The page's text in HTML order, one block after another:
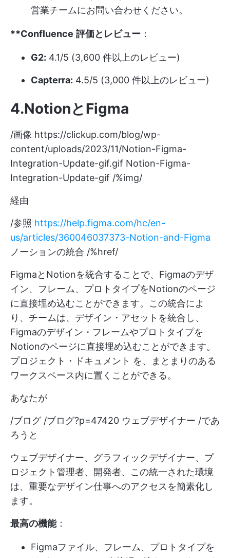
営業チームにお問い合わせください。
**Confluence 評価とレビュー ：
G2: 4.1/5 (3,600 件以上のレビュー)
Capterra: 4.5/5 (3,000 件以上のレビュー)
4.NotionとFigma
/画像 https://clickup.com/blog/wp-
content/uploads/2023/11/Notion-Figma-
Integration-Update-gif.gif Notion-Figma-
Integration-Update-gif /%img/
経由
/参照 https://help.figma.com/hc/en-
us/articles/360046037373-Notion-and-Figma
ノーションの統合 /%href/
FigmaとNotionを統合することで、Figmaのデザ
イン、フレーム、プロトタイプをNotionのページ
に直接埋め込むことができます。この統合によ
り、チームは、デザイン・アセットを統合し、
Figmaのデザイン・フレームやプロトタイプを
Notionのページに直接埋め込むことができます。
プロジェクト・ドキュメント を、まとまりのある
ワークスペース内に置くことができる。
あなたが
/ブログ /ブログ?p=47420 ウェブデザイナー /であ
ろうと
ウェブデザイナー、グラフィックデザイナー、プ
ロジェクト管理者、開発者、この統一された環境
は、重要なデザイン仕事へのアクセスを簡素化し
ます。
最高の機能：
Figmaファイル、フレーム、プロトタイプを